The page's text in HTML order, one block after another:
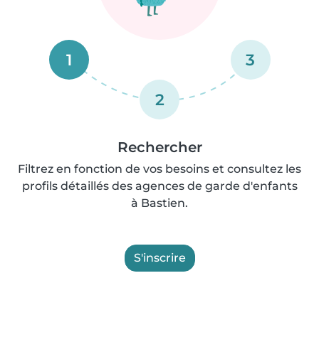
1
2
3
Rechercher
Filtrez en fonction de vos besoins et consultez les
profils détaillés des agences de garde d'enfants
à Bastien.
S'inscrire